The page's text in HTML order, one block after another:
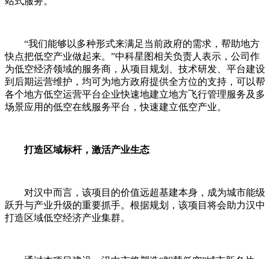
“我们能够以多种形式来满足当前政府的需求，帮助地方
快点把低空产业做起来。”中科星图相关负责人表示，公司作
为低空经济领域的服务商，从项目规划、技术研发、平台建设
到后期运营维护，均可为地方政府提供全方位的支持，可以帮
各个地方低空运营平台企业快速地建立地方飞行管理服务及多
场景应用的低空在线服务平台，快速建立低空产业。
打造区域标杆，激活产业生态
对汉中而言，该项目的价值远超基建本身，成为城市能级
跃升与产业升级的重要抓手。根据规划，该项目将会助力汉中
打造区域低空经济产业集群。